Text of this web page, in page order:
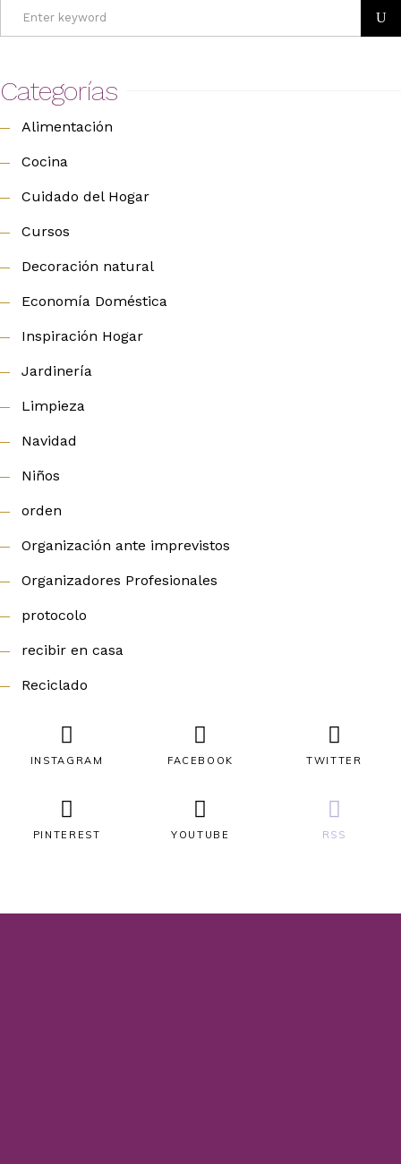
Search
for:
Categorías
Alimentación
Cocina
Cuidado del Hogar
Cursos
Decoración natural
Economía Doméstica
Inspiración Hogar
Jardinería
Limpieza
Navidad
Niños
orden
Organización ante imprevistos
Organizadores Profesionales
protocolo
recibir en casa
Reciclado
INSTAGRAM FACEBOOK TWITTER
PINTEREST YOUTUBE RSS